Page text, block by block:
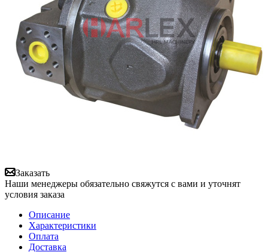
Заказать
Наши менеджеры обязательно свяжутся с вами и уточнят
условия заказа
Описание
Характеристики
Оплата
Доставка